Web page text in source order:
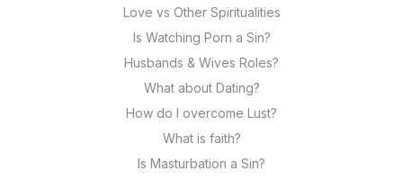
Love vs Other Spiritualities
Is Watching Porn a Sin?
Husbands & Wives Roles?
What about Dating?
How do I overcome Lust?
What is faith?
Is Masturbation a Sin?